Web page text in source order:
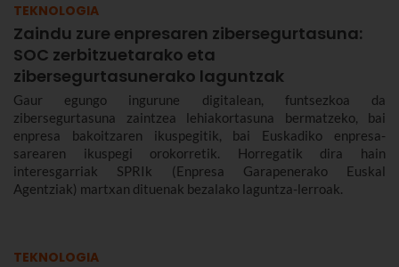
TEKNOLOGIA
Zaindu zure enpresaren zibersegurtasuna:
SOC zerbitzuetarako eta
zibersegurtasunerako laguntzak
Gaur egungo ingurune digitalean, funtsezkoa da
zibersegurtasuna zaintzea lehiakortasuna bermatzeko, bai
enpresa bakoitzaren ikuspegitik, bai Euskadiko enpresa-
sarearen ikuspegi orokorretik. Horregatik dira hain
interesgarriak SPRIk (Enpresa Garapenerako Euskal
Agentziak) martxan dituenak bezalako laguntza-lerroak.
TEKNOLOGIA